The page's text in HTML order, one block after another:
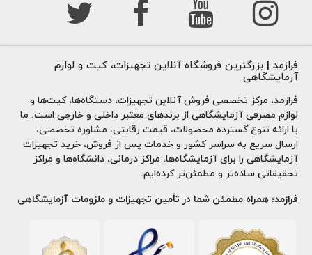
فرازمد | بزرگترین فروشگاه آنلاین تجهیزات، کیت و لوازم
آزمایشگاهی
فرازمد، مرکز تخصصی فروش آنلاین تجهیزات، دستگاه‌ها، کیت‌ها و
لوازم مصرفی آزمایشگاهی از برندهای معتبر داخلی و خارجی است. ما
با ارائه تنوع گسترده محصولات، قیمت رقابتی، مشاوره تخصصی،
ارسال سریع به سراسر کشور و خدمات پس از فروش، خرید تجهیزات
آزمایشگاهی را برای آزمایشگاه‌ها، مراکز درمانی، دانشگاه‌ها و مراکز
تحقیقاتی ساده‌تر و مطمئن‌تر کرده‌ایم.
فرازمد؛ همراه مطمئن شما در تأمین تجهیزات و ملزومات آزمایشگاهی